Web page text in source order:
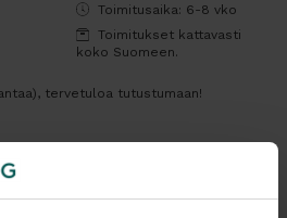
Toimitusaika: 6-8 vko
Toimitukset kattavasti
koko Suomeen.
tervetuloa tutustumaan!
tilattavissa kauttamme.